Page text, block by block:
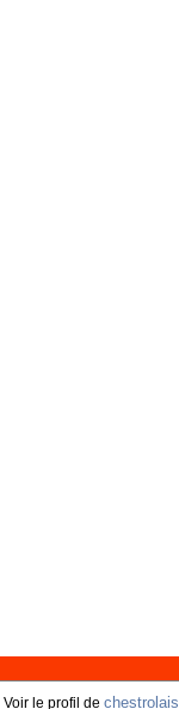
Voir le profil de chestrolais